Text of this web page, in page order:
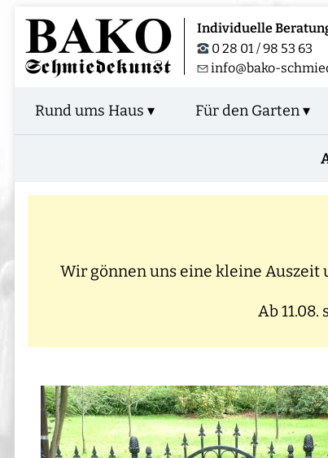
Individuelle
0 28 01 / 98 53 63
info@bako-
Rund ums Haus ▾ Für den Garten ▾
Wir gönnen uns eine kleine Auszeit
Ab